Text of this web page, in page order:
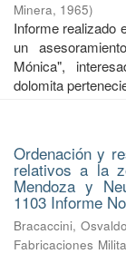
Minera, 1965)
Informe realizado
un
Mónica",
dolomita
Ordenación y
relativos a la
Mendoza y
1103 Informe
Bracaccini, Osvaldo
Fabricaciones